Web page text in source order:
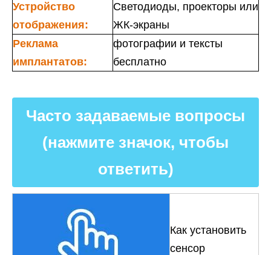
Устройство
отображения:
Светодиоды, проекторы или
ЖК-экраны
Реклама
имплантатов:
фотографии и тексты
бесплатно
Часто задаваемые вопросы
(нажмите значок, чтобы
ответить)
Как установить
сенсор